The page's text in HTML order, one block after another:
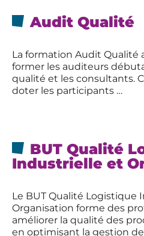
Audit Qualité
La formation Audit Qualité
former les auditeurs
qualité et les consultants.
doter les participants …
BUT Qualité
Industrielle et
Le BUT Qualité Logistique
Organisation forme des
améliorer la qualité des
en optimisant la gestion